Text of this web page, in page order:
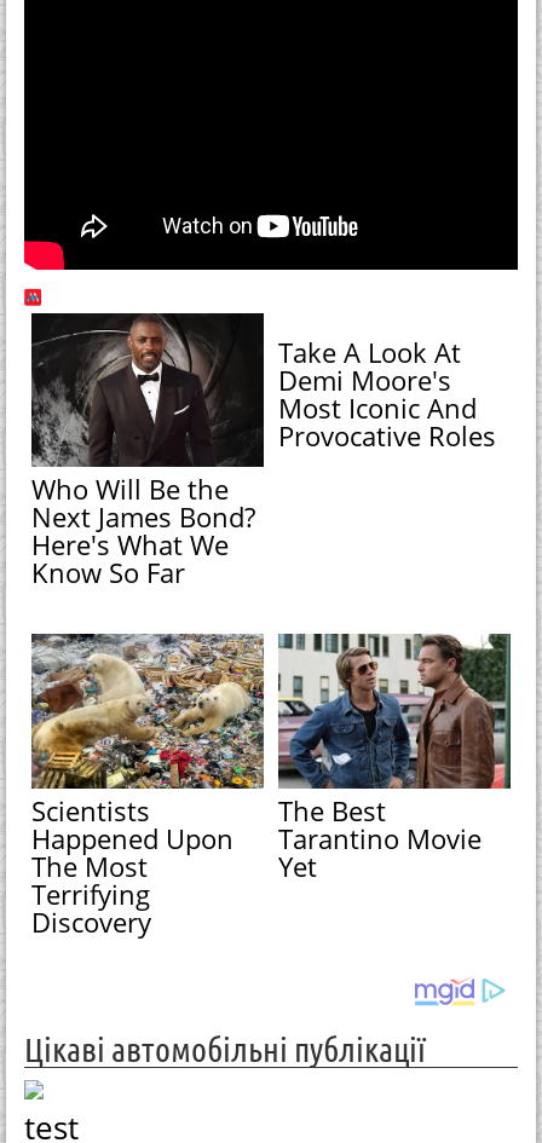
Who Will Be the
Next James Bond?
Here's What We
Know So Far
Take A Look At
Demi Moore's
Most Iconic And
Provocative Roles
Scientists
Happened Upon
The Most
Terrifying
Discovery
The Best
Tarantino Movie
Yet
Цікаві автомобільні публікації
test